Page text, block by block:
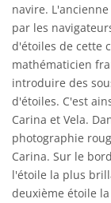
navire.
par les
d'étoiles de cette
mathématicien
introduire des
d'étoiles. C'est
Carina et Vela.
photographie
Carina. Sur le
l'étoile la plus
deuxième étoile